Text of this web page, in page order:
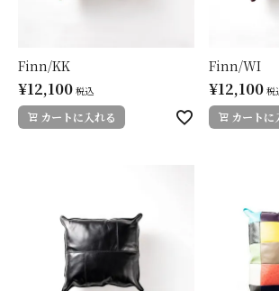
Finn/KK
¥12,100 税込
カートに入れる
Finn/WI
¥12,100 税
カートに